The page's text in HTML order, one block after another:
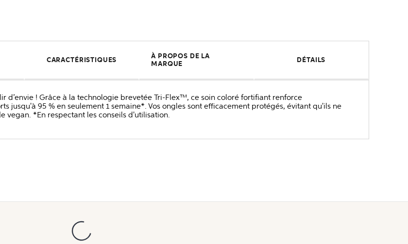
CARACTÉRISTIQUES
À PROPOS DE LA
MARQUE
DÉTAILS
d’envie ! Grâce à la technologie brevetée Tri-Flex™, ce soin coloré fortifiant renforce
jusqu'à 95 % en seulement 1 semaine*. Vos ongles sont efficacement protégés, évitant qu'ils ne
vegan. *En respectant les conseils d'utilisation.